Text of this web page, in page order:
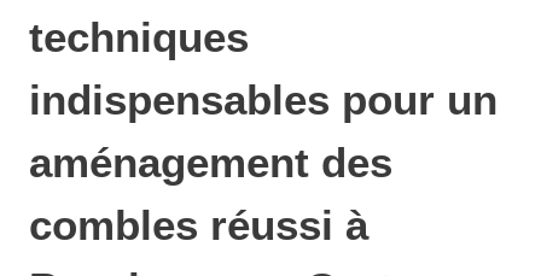
techniques
indispensables pour un
aménagement des
combles réussi à